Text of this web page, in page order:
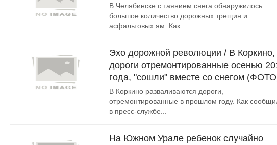
В Челябинске с таянием снега обнаружилось
большое количество дорожных трещин и
асфальтовых ям. Как...
Эхо дорожной революции / В Коркино,
дороги отремонтированные осенью
года, "сошли" вместе со снегом
В Коркино разваливаются дороги,
отремонтированные в прошлом году. Как
в пресс-службе...
На Южном Урале ребенок случайно